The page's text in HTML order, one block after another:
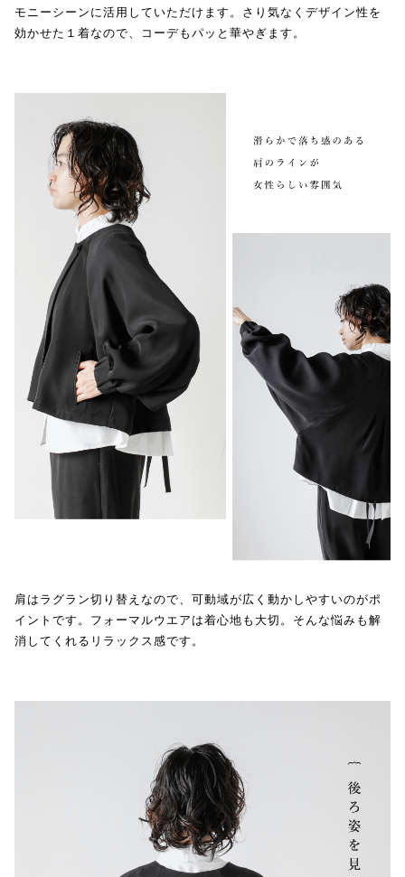
モニーシーンに活用していただけます。さり気なくデザイン性を
効かせた１着なので、コーデもパッと華やぎます。
肩はラグラン切り替えなので、可動域が広く動かしやすいのがポ
イントです。フォーマルウエアは着心地も大切。そんな悩みも解
消してくれるリラックス感です。